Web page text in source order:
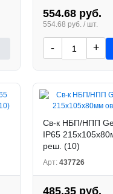
554.68 руб.
554.68 руб. / шт.
- +
Св-к НБП/НПП
IP65
реш. (10)
Арт: 437726
485.35 руб.